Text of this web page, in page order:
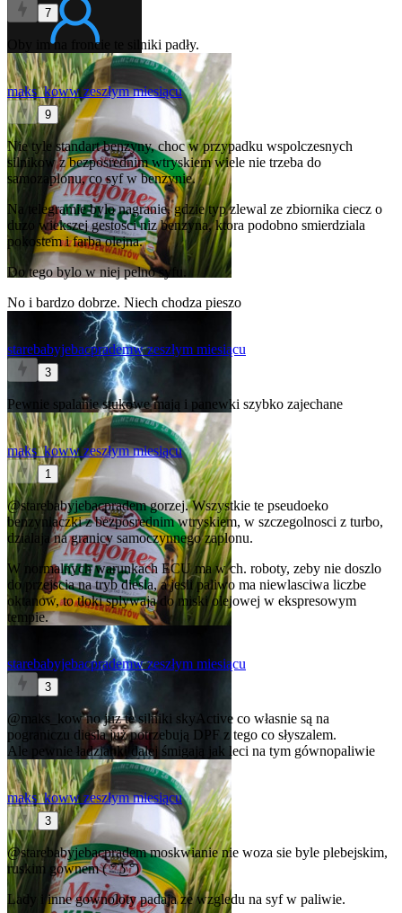
7
Oby im na froncie te silniki padły.
maks_koww zeszłym miesiącu
9
Nie tyle standart benzyny, choc w przypadku wspolczesnych
silnikow z bezposrednim wtryskiem wiele nie trzeba do
samozaplonu, co syf w benzynie.
Na telegramie bylo nagranie, gdzie typ zlewal ze zbiornika ciecz o
duzo wiekszej gestosci niz benzyna, ktora podobno smierdziala
pokostem i farba olejna.
Do tego bylo w niej pelno syfu.
No i bardzo dobrze. Niech chodza pieszo
starebabyjebacprademw zeszłym miesiącu
3
Pewnie spalanie stukowe mają i panewki szybko zajechane
maks_koww zeszłym miesiącu
1
@starebabyjebacprademgorzej. Wszystkie te pseudoeko
benzyniaczki z bezposrednim wtryskiem, w szczegolnosci z turbo,
dzialaja na granicy samoczynnego zaplonu.
W normalnych warunkach ECU ma w ch. roboty, zeby nie doszlo
do przejscia na tryb diesla, a jesli paliwo ma niewlasciwa liczbe
oktanow, to tloki splywaja do miski olejowej w ekspresowym
tempie.
starebabyjebacprademw zeszłym miesiącu
3
@maks_kowno juz te silniki skyActive co własnie są na
pograniczu diesla już potrzebują DPF z tego co słyszalem.
Ale pewnie ładzianki dalej śmigają jak leci na tym gównopaliwie
maks_koww zeszłym miesiącu
3
@starebabyjebacprademmoskwianie nie woza sie byle plebejskim,
ruskim gownem ( ͡° ͜ʖ ͡°)
Lady i inne gownoloty padaja ze wzgledu na syf w paliwie.